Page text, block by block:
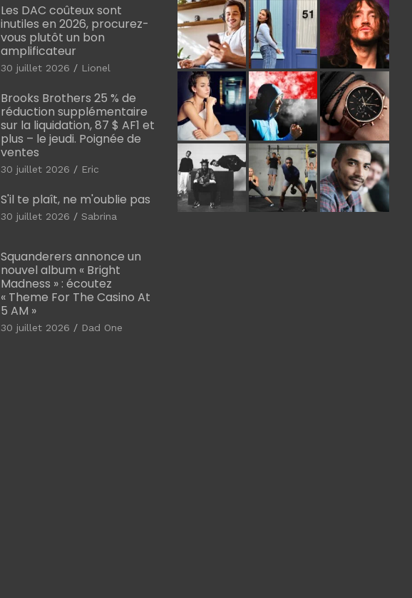
Les DAC coûteux sont
inutiles en 2026, procurez-
vous plutôt un bon
amplificateur
30 juillet 2026 Lionel
Brooks Brothers 25 % de
réduction supplémentaire
sur la liquidation, 87 $ AF1 et
plus – le jeudi. Poignée de
ventes
30 juillet 2026 Eric
S'il te plaît, ne m'oublie pas
30 juillet 2026 Sabrina
Squanderers annonce un
nouvel album « Bright
Madness » : écoutez
« Theme For The Casino At
5 AM »
30 juillet 2026 Dad One